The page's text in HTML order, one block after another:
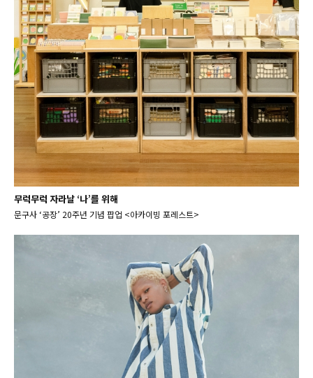
무럭무럭 자라날 ‘나’를 위해
문구사 ‘공장’ 20주년 기념 팝업 <아카이빙 포레스트>